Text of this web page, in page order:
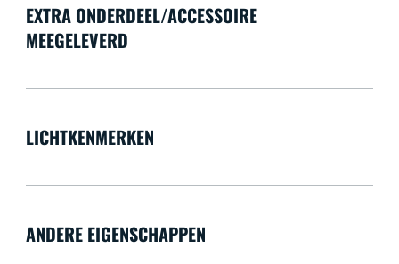
EXTRA ONDERDEEL/ACCESSOIRE
MEEGELEVERD
LICHTKENMERKEN
ANDERE EIGENSCHAPPEN